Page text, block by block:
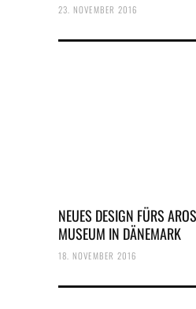
23. NOVEMBER 2016
NEUES DESIGN FÜRS
MUSEUM IN DÄNEMARK
18. NOVEMBER 2016